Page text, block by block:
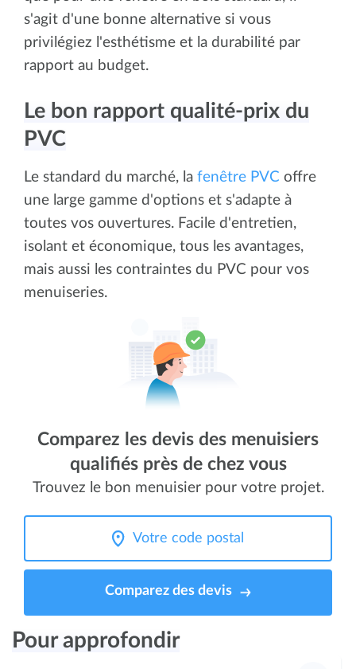
s'agit d'une bonne alternative si vous
privilégiez l'esthétisme et la durabilité par
rapport au budget.
Le bon rapport qualité-prix du
PVC
Le standard du marché, la fenêtre PVC offre
une large gamme d'options et s'adapte à
toutes vos ouvertures. Facile d'entretien,
isolant et économique, tous les avantages,
mais aussi les contraintes du PVC pour vos
menuiseries.
Comparez les devis des menuisiers
qualifiés près de chez vous
Trouvez le bon menuisier pour votre projet.
Comparez des devis
Pour approfondir